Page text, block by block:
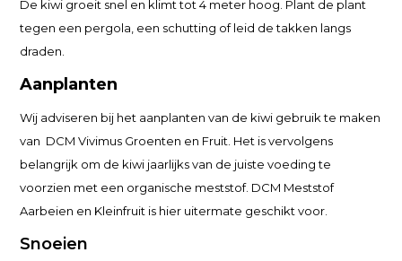
De kiwi groeit snel en klimt tot 4 meter hoog. Plant de plant
tegen een pergola, een schutting of leid de takken langs
draden.
Aanplanten
Wij adviseren bij het aanplanten van de kiwi gebruik te maken
van DCM Vivimus Groenten en Fruit. Het is vervolgens
belangrijk om de kiwi jaarlijks van de juiste voeding te
voorzien met een organische meststof. DCM Meststof
Aarbeien en Kleinfruit is hier uitermate geschikt voor.
Snoeien